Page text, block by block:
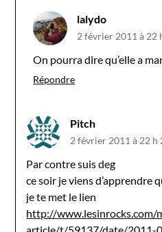
lalydo
2 février 2011 à 22
On pourra dire qu’elle a
Répondre
Pitch
2 février 2011 à 22 h
Par contre suis deg
ce soir je viens d’apprendre
je te met le lien
http://www.lesinrocks.com/